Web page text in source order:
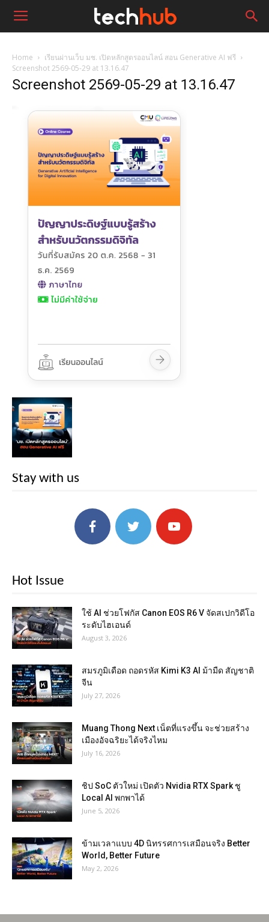
Home
เรียนผ่านเว็บ มช. เปิดหลักสูตรออนไลน์ สอน Generative AI ฟรี
Screenshot 2569-05-29 at 13.16.47
Screenshot 2569-05-29 at 13.16.47
Stay with us
Hot Issue
ใช้ AI ช่วยโฟกัส Canon EOS R6 V จัดสเปกวิดีโอ
ระดับไฮเอนด์
August 3, 2026
สมรภูมิเดือด ถอดรหัส Kimi K3 AI ม้ามืด สัญชาติ
จีน
July 27, 2026
Muang Thong Next เน็ตที่แรงขึ้น จะช่วยสร้าง
เมืองอัจฉริยะได้จริงไหม
July 16, 2026
ชิป SoC ตัวใหม่ เปิดตัว Nvidia RTX Spark ชู
Local AI พกพาได้
June 5, 2026
ข้ามเวลาแบบ 4D นิทรรศการเสมือนจริง Better
World, Better Future
May 2, 2026